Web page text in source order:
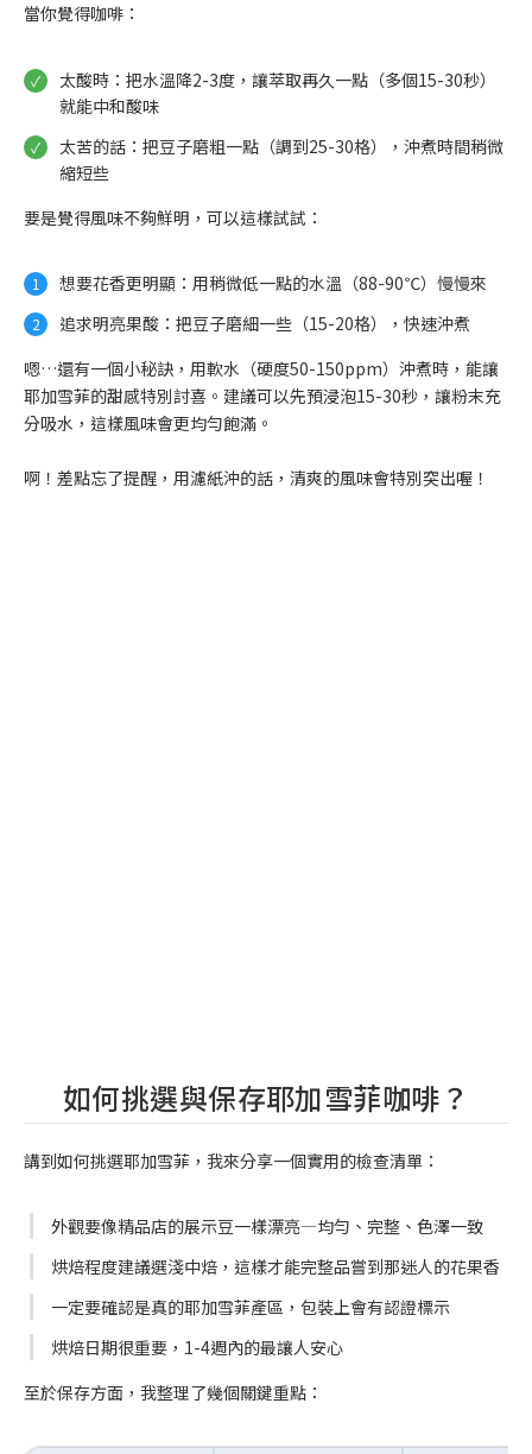
當你覺得咖啡：
太酸時：把水溫降2-3度，讓萃取再久一點（多個15-30秒）
就能中和酸味
太苦的話：把豆子磨粗一點（調到25-30格），沖煮時間稍微
縮短些
要是覺得風味不夠鮮明，可以這樣試試：
想要花香更明顯：用稍微低一點的水溫（88-90℃）慢慢來
追求明亮果酸：把豆子磨細一些（15-20格），快速沖煮
嗯…還有一個小秘訣，用軟水（硬度50-150ppm）沖煮時，能讓
耶加雪菲的甜感特別討喜。建議可以先預浸泡15-30秒，讓粉末充
分吸水，這樣風味會更均勻飽滿。
啊！差點忘了提醒，用濾紙沖的話，清爽的風味會特別突出喔！
如何挑選與保存耶加雪菲咖啡？
講到如何挑選耶加雪菲，我來分享一個實用的檢查清單：
外觀要像精品店的展示豆一樣漂亮—均勻、完整、色澤一致
烘焙程度建議選淺中焙，這樣才能完整品嘗到那迷人的花果香
一定要確認是真的耶加雪菲產區，包裝上會有認證標示
烘焙日期很重要，1-4週內的最讓人安心
至於保存方面，我整理了幾個關鍵重點：